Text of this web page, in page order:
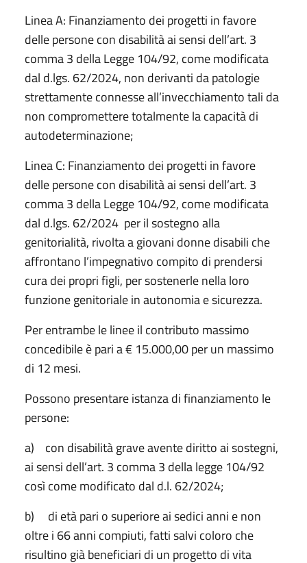
Linea A: Finanziamento dei progetti in favore
delle persone con disabilità ai sensi dell’art. 3
comma 3 della Legge 104/92, come modificata
dal d.lgs. 62/2024, non derivanti da patologie
strettamente connesse all’invecchiamento tali da
non compromettere totalmente la capacità di
autodeterminazione;
Linea C: Finanziamento dei progetti in favore
delle persone con disabilità ai sensi dell’art. 3
comma 3 della Legge 104/92, come modificata
dal d.lgs. 62/2024 per il sostegno alla
genitorialità, rivolta a giovani donne disabili che
affrontano l’impegnativo compito di prendersi
cura dei propri figli, per sostenerle nella loro
funzione genitoriale in autonomia e sicurezza.
Per entrambe le linee il contributo massimo
concedibile è pari a € 15.000,00 per un massimo
di 12 mesi.
Possono presentare istanza di finanziamento le
persone:
a) con disabilità grave avente diritto ai sostegni,
ai sensi dell’art. 3 comma 3 della legge 104/92
così come modificato dal d.l. 62/2024;
b) di età pari o superiore ai sedici anni e non
oltre i 66 anni compiuti, fatti salvi coloro che
risultino già beneficiari di un progetto di vita